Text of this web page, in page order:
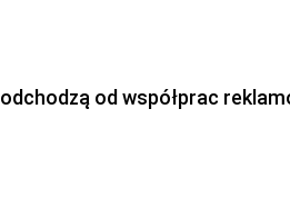
od współprac